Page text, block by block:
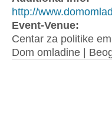
http://
Event-Venue:
Centar za politike
Dom omladine |